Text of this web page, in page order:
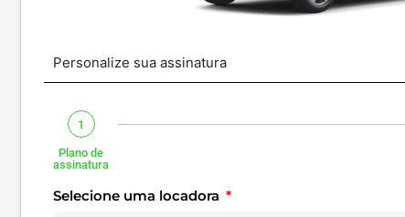
Personalize sua assinatura
1
Plano de
assinatura
Selecione uma locadora